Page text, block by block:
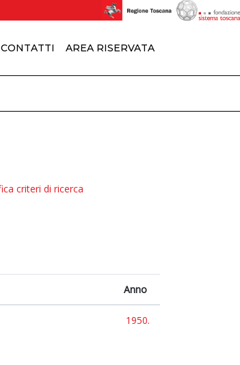
CONTATTI AREA RISERVATA
criteri di ricerca
Anno
1950.